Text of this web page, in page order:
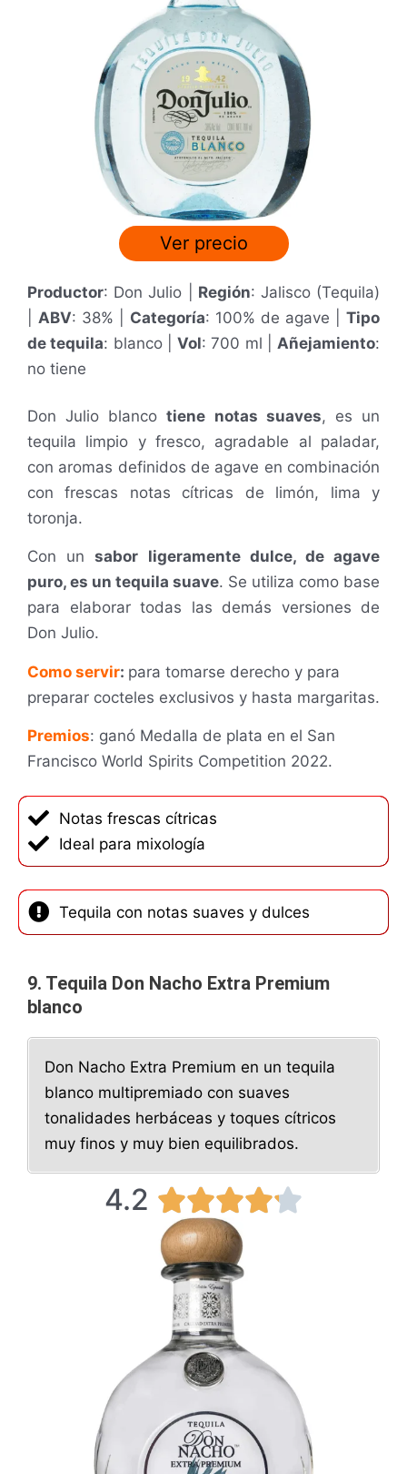
Ver precio
Productor: Don Julio | Región: Jalisco (Tequila)
ABV: 38% | Categoría: 100% de agave | Tipo
de tequila: blanco | Vol: 700 ml Añejamiento:
no tiene
Don Julio blancotiene notas suaves, es un
tequila limpio y fresco, agradable al paladar,
con aromas definidos de agave en combinación
con frescas notas cítricas de limón, lima y
toronja.
Con unsabor ligeramente dulce, de agave
puro, es un tequila suave. Se utiliza como base
para elaborar todas las demás versiones de
Don Julio.
Como servir: para tomarse derecho y para
preparar cocteles exclusivos y hasta margaritas.
Premios: ganó Medalla de plata en el San
Francisco World Spirits Competition 2022.
Notas frescas cítricas
Ideal para mixología
Tequila con notas suaves y dulces
9. Tequila Don Nacho Extra Premium
blanco
Don Nacho Extra Premium en un tequila
blanco multipremiado con suaves
tonalidades herbáceas y toques cítricos
muy finos y muy bien equilibrados.
4.2 